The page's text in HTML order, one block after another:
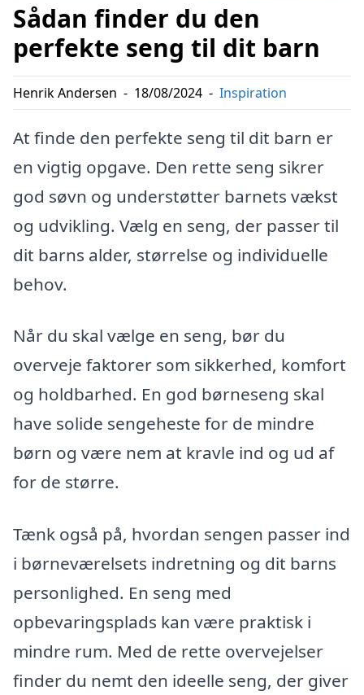
Sådan finder du den
perfekte seng til dit barn
Henrik Andersen - 18/08/2024 - Inspiration
At finde den perfekte seng til dit barn er
en vigtig opgave. Den rette seng sikrer
god søvn og understøtter barnets vækst
og udvikling. Vælg en seng, der passer til
dit barns alder, størrelse og individuelle
behov.
Når du skal vælge en seng, bør du
overveje faktorer som sikkerhed, komfort
og holdbarhed. En god børneseng skal
have solide sengeheste for de mindre
børn og være nem at kravle ind og ud af
for de større.
Tænk også på, hvordan sengen passer ind
i børneværelsets indretning og dit barns
personlighed. En seng med
opbevaringsplads kan være praktisk i
mindre rum. Med de rette overvejelser
finder du nemt den ideelle seng, der giver